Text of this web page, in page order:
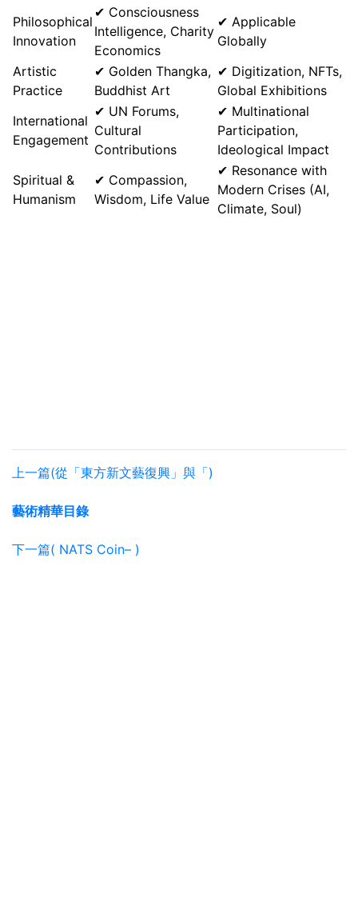
Philosophical
Innovation
✔ Consciousness
Intelligence, Charity
Economics
✔ Applicable
Globally
Artistic
Practice
✔ Golden Thangka,
Buddhist Art
✔ Digitization, NFTs,
Global Exhibitions
International
Engagement
✔ UN Forums,
Cultural
Contributions
✔ Multinational
Participation,
Ideological Impact
Spiritual &
Humanism
✔ Compassion,
Wisdom, Life Value
✔ Resonance with
Modern Crises (AI,
Climate, Soul)
上一篇(從「東方新文藝復興」與「)
藝術精華目錄
下一篇( NATS Coin– )